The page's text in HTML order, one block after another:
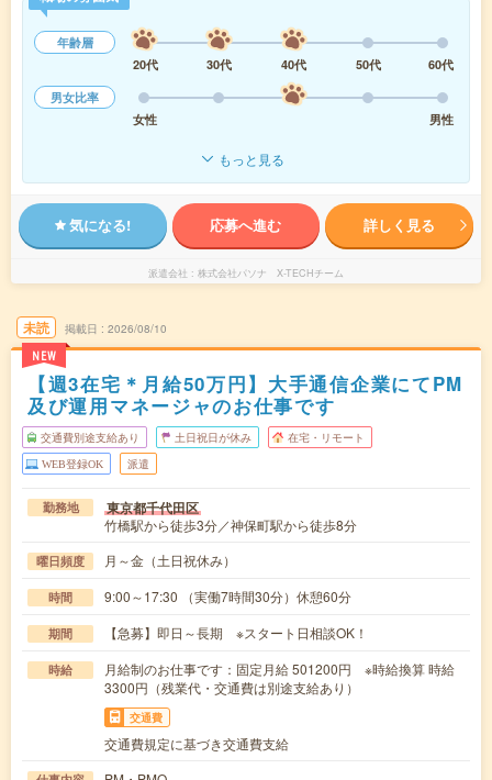
年齢層
20代
30代 40代 50代
60代
男女比率
女性
男性
もっと見る
気になる! 応募へ進む 詳しく見る
派遣会社 株式会社パソナ X-TECHチーム
未読
NEW
掲載日 2026/08/10
【週3在宅＊月給50万円】大手通信企業にてPM
及び運用マネージャのお仕事です
交通費別途支給あり 土日祝日が休み 在宅・リモート
WEB登録OK 派遣
勤務地 東京都千代田区
竹橋駅から徒歩3分／神保町駅から徒歩8分
曜日頻度 月～金（土日祝休み）
時間 9:00～17:30 （実働7時間30分）休憩60分
期間 【急募】即日～長期 ※スタート日相談OK！
時給
月給制のお仕事です：固定月給 501200円 ※時給換算 時給
3300円（残業代・交通費は別途支給あり）
交通費
交通費規定に基づき交通費支給